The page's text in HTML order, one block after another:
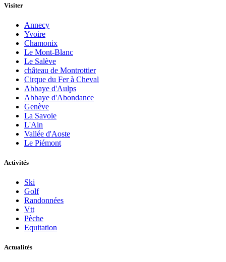
Visiter
Annecy
Yvoire
Chamonix
Le Mont-Blanc
Le Salève
château de Montrottier
Cirque du Fer à Cheval
Abbaye d'Aulps
Abbaye d'Abondance
Genève
La Savoie
L'Ain
Vallée d'Aoste
Le Piémont
Activités
Ski
Golf
Randonnées
Vtt
Pèche
Equitation
Actualités